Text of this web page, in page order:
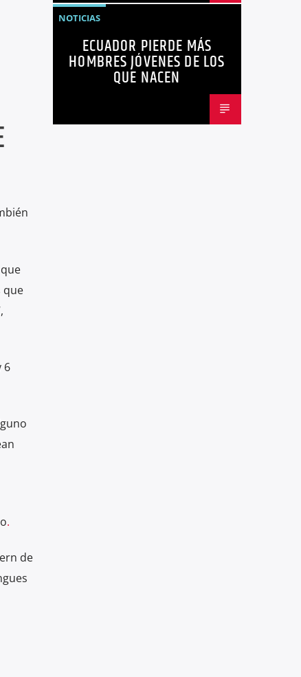
que
6
.
de
NOTICIAS
ECUADOR PIERDE MÁS
HOMBRES JÓVENES DE LOS
QUE NACEN